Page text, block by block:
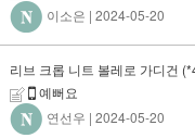
이소은 | 2024-05-20
리브 크롭 니트 볼레로 가디건
예뻐요
연선우 | 2024-05-20